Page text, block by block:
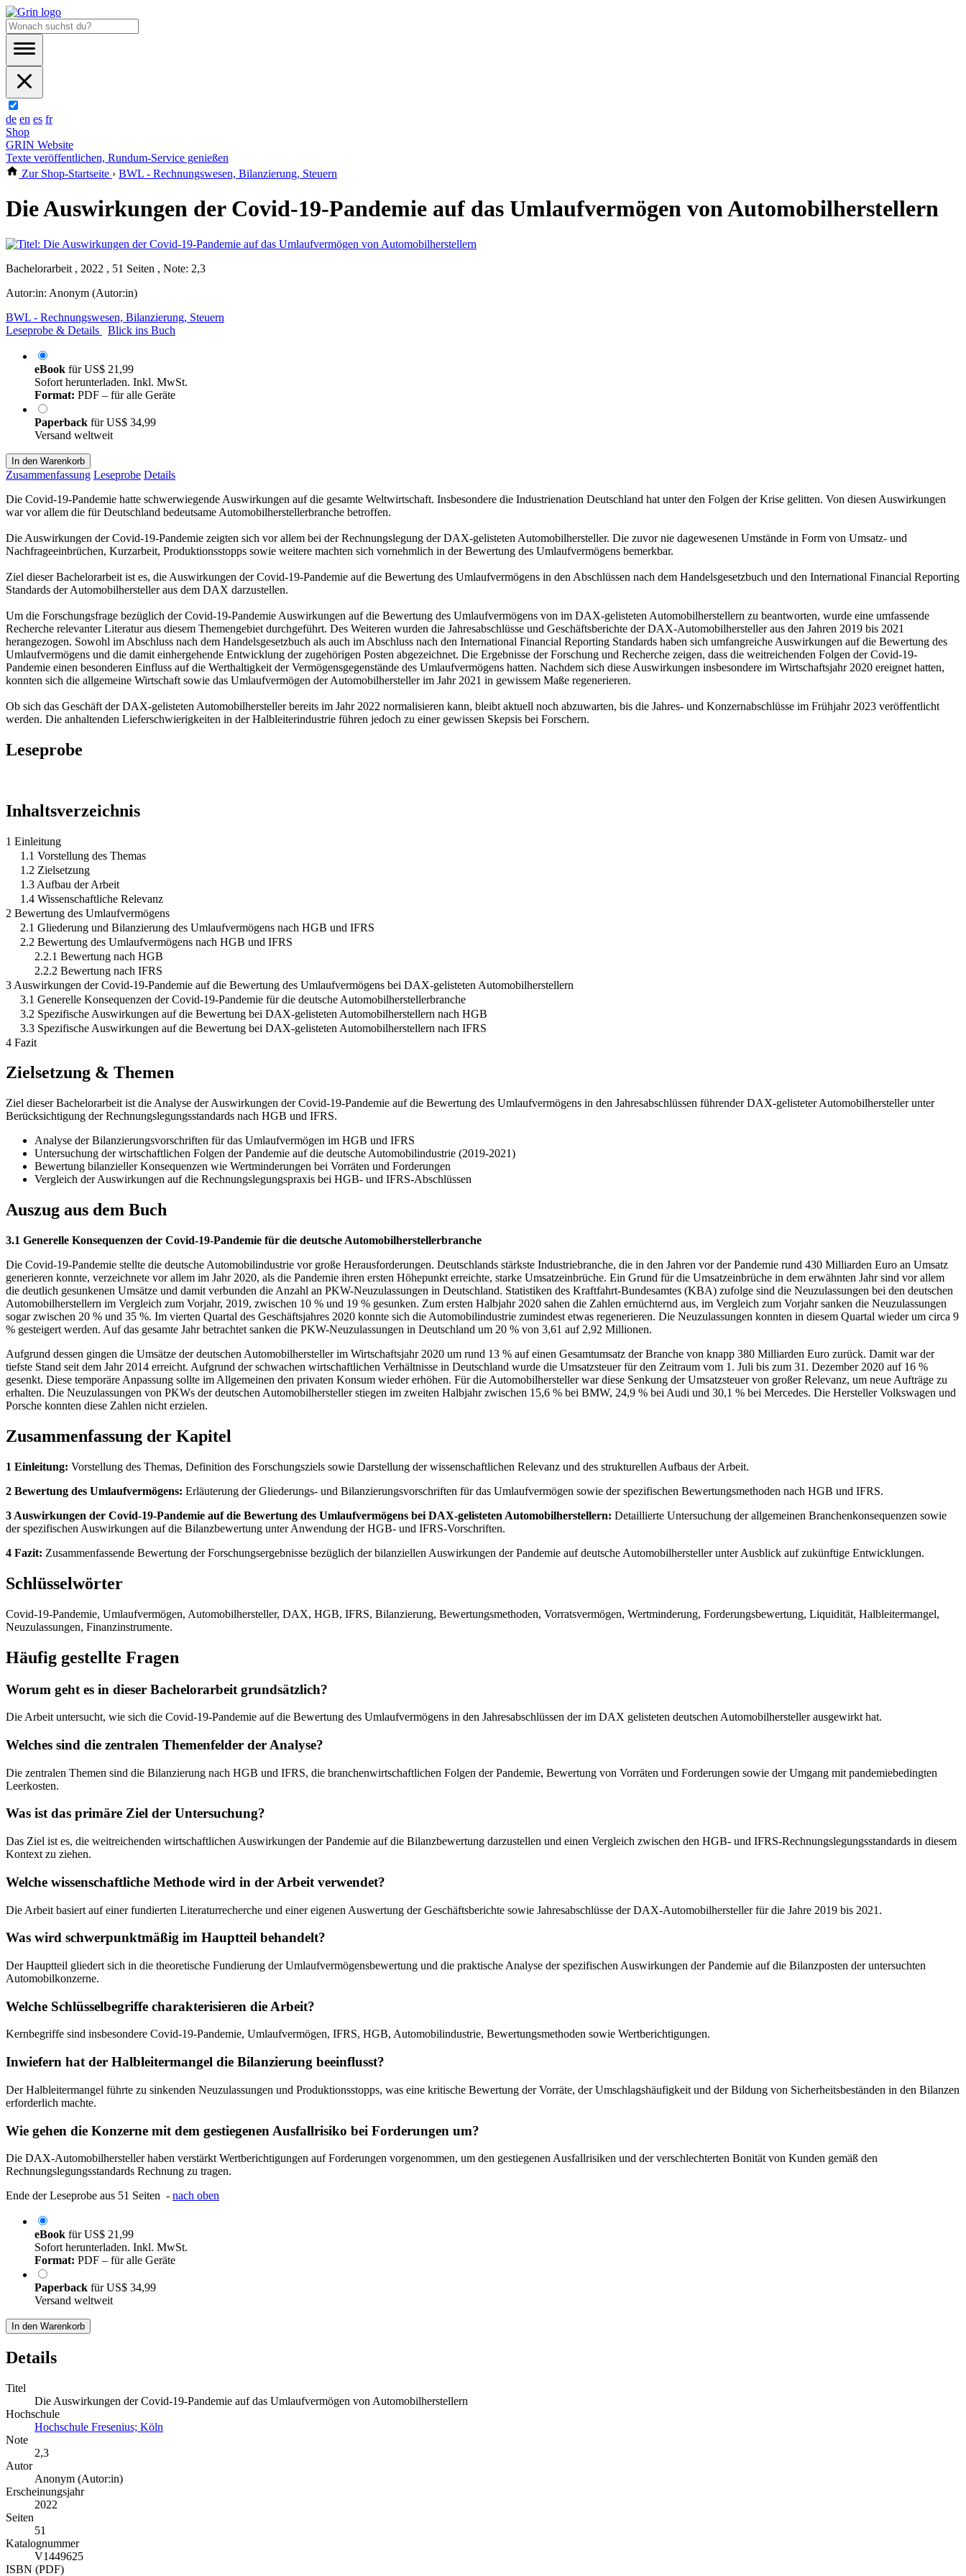
de en es fr
Shop
GRIN Website
Texte veröffentlichen, Rundum-Service genießen
Zur Shop-Startseite › BWL - Rechnungswesen, Bilanzierung, Steuern
Die Auswirkungen der Covid-19-Pandemie auf das Umlaufvermögen von Automobilherstellern
Bachelorarbeit , 2022 , 51 Seiten , Note: 2,3
Autor:in: Anonym (Autor:in)
BWL - Rechnungswesen, Bilanzierung, Steuern
Leseprobe & Details
Blick ins Buch
eBook fürUS$ 21,99
Sofort herunterladen. Inkl. MwSt.
Format: PDF – für alle Geräte
Paperback fürUS$ 34,99
Versand weltweit
In den Warenkorb
Zusammenfassung Leseprobe Details
Die Covid-19-Pandemie hatte schwerwiegende Auswirkungen auf die gesamte Weltwirtschaft. Insbesondere die Industrienation Deutschland hat unter den Folgen der Krise gelitten. Von diesen Auswirkungen
war vor allem die für Deutschland bedeutsame Automobilherstellerbranche betroffen.
Die Auswirkungen der Covid-19-Pandemie zeigten sich vor allem bei der Rechnungslegung der DAX-gelisteten Automobilhersteller. Die zuvor nie dagewesenen Umstände in Form von Umsatz- und
Nachfrageeinbrüchen, Kurzarbeit, Produktionsstopps sowie weitere machten sich vornehmlich in der Bewertung des Umlaufvermögens bemerkbar.
Ziel dieser Bachelorarbeit ist es, die Auswirkungen der Covid-19-Pandemie auf die Bewertung des Umlaufvermögens in den Abschlüssen nach dem Handelsgesetzbuch und den International Financial Reporting
Standards der Automobilhersteller aus dem DAX darzustellen.
Um die Forschungsfrage bezüglich der Covid-19-Pandemie Auswirkungen auf die Bewertung des Umlaufvermögens von im DAX-gelisteten Automobilherstellern zu beantworten, wurde eine umfassende
Recherche relevanter Literatur aus diesem Themengebiet durchgeführt. Des Weiteren wurden die Jahresabschlüsse und Geschäftsberichte der DAX-Automobilhersteller aus den Jahren 2019 bis 2021
herangezogen. Sowohl im Abschluss nach dem Handelsgesetzbuch als auch im Abschluss nach den International Financial Reporting Standards haben sich umfangreiche Auswirkungen auf die Bewertung des
Umlaufvermögens und die damit einhergehende Entwicklung der zugehörigen Posten abgezeichnet. Die Ergebnisse der Forschung und Recherche zeigen, dass die weitreichenden Folgen der Covid-19-
Pandemie einen besonderen Einfluss auf die Werthaltigkeit der Vermögensgegenstände des Umlaufvermögens hatten. Nachdem sich diese Auswirkungen insbesondere im Wirtschaftsjahr 2020 ereignet hatten,
konnten sich die allgemeine Wirtschaft sowie das Umlaufvermögen der Automobilhersteller im Jahr 2021 in gewissem Maße regenerieren.
Ob sich das Geschäft der DAX-gelisteten Automobilhersteller bereits im Jahr 2022 normalisieren kann, bleibt aktuell noch abzuwarten, bis die Jahres- und Konzernabschlüsse im Frühjahr 2023 veröffentlicht
werden. Die anhaltenden Lieferschwierigkeiten in der Halbleiterindustrie führen jedoch zu einer gewissen Skepsis bei Forschern.
Leseprobe
Inhaltsverzeichnis
1 Einleitung
1.1 Vorstellung des Themas
1.2 Zielsetzung
1.3 Aufbau der Arbeit
1.4 Wissenschaftliche Relevanz
2 Bewertung des Umlaufvermögens
2.1 Gliederung und Bilanzierung des Umlaufvermögens nach HGB und IFRS
2.2 Bewertung des Umlaufvermögens nach HGB und IFRS
2.2.1 Bewertung nach HGB
2.2.2 Bewertung nach IFRS
3 Auswirkungen der Covid-19-Pandemie auf die Bewertung des Umlaufvermögens bei DAX-gelisteten Automobilherstellern
3.1 Generelle Konsequenzen der Covid-19-Pandemie für die deutsche Automobilherstellerbranche
3.2 Spezifische Auswirkungen auf die Bewertung bei DAX-gelisteten Automobilherstellern nach HGB
3.3 Spezifische Auswirkungen auf die Bewertung bei DAX-gelisteten Automobilherstellern nach IFRS
4 Fazit
Zielsetzung & Themen
Ziel dieser Bachelorarbeit ist die Analyse der Auswirkungen der Covid-19-Pandemie auf die Bewertung des Umlaufvermögens in den Jahresabschlüssen führender DAX-gelisteter Automobilhersteller unter
Berücksichtigung der Rechnungslegungsstandards nach HGB und IFRS.
Analyse der Bilanzierungsvorschriften für das Umlaufvermögen im HGB und IFRS
Untersuchung der wirtschaftlichen Folgen der Pandemie auf die deutsche Automobilindustrie (2019-2021)
Bewertung bilanzieller Konsequenzen wie Wertminderungen bei Vorräten und Forderungen
Vergleich der Auswirkungen auf die Rechnungslegungspraxis bei HGB- und IFRS-Abschlüssen
Auszug aus dem Buch
3.1 Generelle Konsequenzen der Covid-19-Pandemie für die deutsche Automobilherstellerbranche
Die Covid-19-Pandemie stellte die deutsche Automobilindustrie vor große Herausforderungen. Deutschlands stärkste Industriebranche, die in den Jahren vor der Pandemie rund 430 Milliarden Euro an Umsatz
generieren konnte, verzeichnete vor allem im Jahr 2020, als die Pandemie ihren ersten Höhepunkt erreichte, starke Umsatzeinbrüche. Ein Grund für die Umsatzeinbrüche in dem erwähnten Jahr sind vor allem
die deutlich gesunkenen Umsätze und damit verbunden die Anzahl an PKW-Neuzulassungen in Deutschland. Statistiken des Kraftfahrt-Bundesamtes (KBA) zufolge sind die Neuzulassungen bei den deutschen
Automobilherstellern im Vergleich zum Vorjahr, 2019, zwischen 10 % und 19 % gesunken. Zum ersten Halbjahr 2020 sahen die Zahlen ernüchternd aus, im Vergleich zum Vorjahr sanken die Neuzulassungen
sogar zwischen 20 % und 35 %. Im vierten Quartal des Geschäftsjahres 2020 konnte sich die Automobilindustrie zumindest etwas regenerieren. Die Neuzulassungen konnten in diesem Quartal wieder um circa 9
% gesteigert werden. Auf das gesamte Jahr betrachtet sanken die PKW-Neuzulassungen in Deutschland um 20 % von 3,61 auf 2,92 Millionen.
Aufgrund dessen gingen die Umsätze der deutschen Automobilhersteller im Wirtschaftsjahr 2020 um rund 13 % auf einen Gesamtumsatz der Branche von knapp 380 Milliarden Euro zurück. Damit war der
tiefste Stand seit dem Jahr 2014 erreicht. Aufgrund der schwachen wirtschaftlichen Verhältnisse in Deutschland wurde die Umsatzsteuer für den Zeitraum vom 1. Juli bis zum 31. Dezember 2020 auf 16 %
gesenkt. Diese temporäre Anpassung sollte im Allgemeinen den privaten Konsum wieder erhöhen. Für die Automobilhersteller war diese Senkung der Umsatzsteuer von großer Relevanz, um neue Aufträge zu
erhalten. Die Neuzulassungen von PKWs der deutschen Automobilhersteller stiegen im zweiten Halbjahr zwischen 15,6 % bei BMW, 24,9 % bei Audi und 30,1 % bei Mercedes. Die Hersteller Volkswagen und
Porsche konnten diese Zahlen nicht erzielen.
Zusammenfassung der Kapitel
1 Einleitung: Vorstellung des Themas, Definition des Forschungsziels sowie Darstellung der wissenschaftlichen Relevanz und des strukturellen Aufbaus der Arbeit.
2 Bewertung des Umlaufvermögens: Erläuterung der Gliederungs- und Bilanzierungsvorschriften für das Umlaufvermögen sowie der spezifischen Bewertungsmethoden nach HGB und IFRS.
3 Auswirkungen der Covid-19-Pandemie auf die Bewertung des Umlaufvermögens bei DAX-gelisteten Automobilherstellern: Detaillierte Untersuchung der allgemeinen Branchenkonsequenzen sowie
der spezifischen Auswirkungen auf die Bilanzbewertung unter Anwendung der HGB- und IFRS-Vorschriften.
4 Fazit: Zusammenfassende Bewertung der Forschungsergebnisse bezüglich der bilanziellen Auswirkungen der Pandemie auf deutsche Automobilhersteller unter Ausblick auf zukünftige Entwicklungen.
Schlüsselwörter
Covid-19-Pandemie, Umlaufvermögen, Automobilhersteller, DAX, HGB, IFRS, Bilanzierung, Bewertungsmethoden, Vorratsvermögen, Wertminderung, Forderungsbewertung, Liquidität, Halbleitermangel,
Neuzulassungen, Finanzinstrumente.
Häufig gestellte Fragen
Worum geht es in dieser Bachelorarbeit grundsätzlich?
Die Arbeit untersucht, wie sich die Covid-19-Pandemie auf die Bewertung des Umlaufvermögens in den Jahresabschlüssen der im DAX gelisteten deutschen Automobilhersteller ausgewirkt hat.
Welches sind die zentralen Themenfelder der Analyse?
Die zentralen Themen sind die Bilanzierung nach HGB und IFRS, die branchenwirtschaftlichen Folgen der Pandemie, Bewertung von Vorräten und Forderungen sowie der Umgang mit pandemiebedingten
Leerkosten.
Was ist das primäre Ziel der Untersuchung?
Das Ziel ist es, die weitreichenden wirtschaftlichen Auswirkungen der Pandemie auf die Bilanzbewertung darzustellen und einen Vergleich zwischen den HGB- und IFRS-Rechnungslegungsstandards in diesem
Kontext zu ziehen.
Welche wissenschaftliche Methode wird in der Arbeit verwendet?
Die Arbeit basiert auf einer fundierten Literaturrecherche und einer eigenen Auswertung der Geschäftsberichte sowie Jahresabschlüsse der DAX-Automobilhersteller für die Jahre 2019 bis 2021.
Was wird schwerpunktmäßig im Hauptteil behandelt?
Der Hauptteil gliedert sich in die theoretische Fundierung der Umlaufvermögensbewertung und die praktische Analyse der spezifischen Auswirkungen der Pandemie auf die Bilanzposten der untersuchten
Automobilkonzerne.
Welche Schlüsselbegriffe charakterisieren die Arbeit?
Kernbegriffe sind insbesondere Covid-19-Pandemie, Umlaufvermögen, IFRS, HGB, Automobilindustrie, Bewertungsmethoden sowie Wertberichtigungen.
Inwiefern hat der Halbleitermangel die Bilanzierung beeinflusst?
Der Halbleitermangel führte zu sinkenden Neuzulassungen und Produktionsstopps, was eine kritische Bewertung der Vorräte, der Umschlagshäufigkeit und der Bildung von Sicherheitsbeständen in den Bilanzen
erforderlich machte.
Wie gehen die Konzerne mit dem gestiegenen Ausfallrisiko bei Forderungen um?
Die DAX-Automobilhersteller haben verstärkt Wertberichtigungen auf Forderungen vorgenommen, um den gestiegenen Ausfallrisiken und der verschlechterten Bonität von Kunden gemäß den
Rechnungslegungsstandards Rechnung zu tragen.
Ende der Leseprobe aus 51 Seiten - nach oben
eBook fürUS$ 21,99
Sofort herunterladen. Inkl. MwSt.
Format: PDF – für alle Geräte
Paperback fürUS$ 34,99
Versand weltweit
In den Warenkorb
Details
Titel
Die Auswirkungen der Covid-19-Pandemie auf das Umlaufvermögen von Automobilherstellern
Hochschule
Hochschule Fresenius; Köln
Note
2,3
Autor
Anonym (Autor:in)
Erscheinungsjahr
2022
Seiten
51
Katalognummer
V1449625
ISBN (PDF)